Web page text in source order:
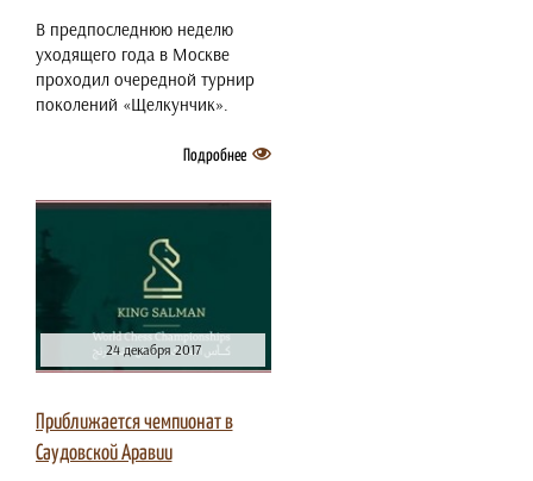
В предпоследнюю неделю
уходящего года в Москве
проходил очередной турнир
поколений «Щелкунчик».
Подробнее
24 декабря 2017
Приближается чемпионат в
Саудовской Аравии